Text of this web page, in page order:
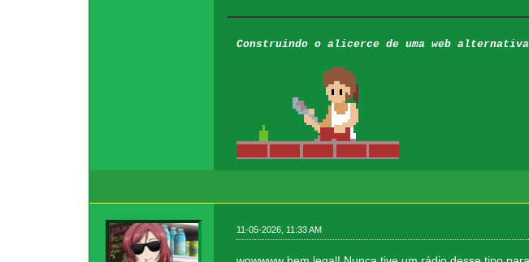
Construindo o alicerce de uma web alternativa
11-05-2026, 11:33 AM